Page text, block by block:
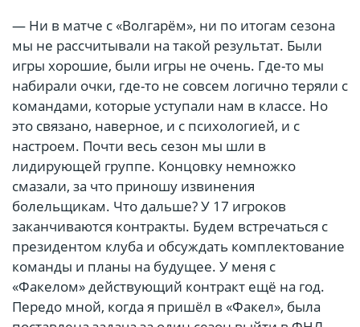
— Ни в матче с «Волгарём», ни по итогам сезона
мы не рассчитывали на такой результат. Были
игры хорошие, были игры не очень. Где-то мы
набирали очки, где-то не совсем логично теряли с
командами, которые уступали нам в классе. Но
это связано, наверное, и с психологией, и с
настроем. Почти весь сезон мы шли в
лидирующей группе. Концовку немножко
смазали, за что приношу извинения
болельщикам. Что дальше? У 17 игроков
заканчиваются контракты. Будем встречаться с
президентом клуба и обсуждать комплектование
команды и планы на будущее. У меня с
«Факелом» действующий контракт ещё на год.
Передо мной, когда я пришёл в «Факел», была